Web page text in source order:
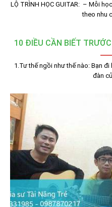
LỘ TRÌNH HỌC GUITAR: – Mỗi
theo nhu
10 ĐIỀU CẦN BIẾT
1.Tư thế ngồi như thế nào: Bạn
đàn